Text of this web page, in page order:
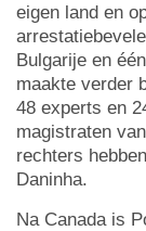
eigen land en
Bulgarije en
maakte verder
48 experts en
magistraten
rechters
Daninha.
Na Canada is